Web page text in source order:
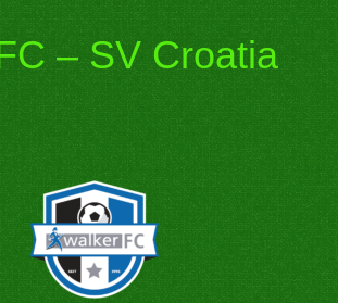
– SV Croatia